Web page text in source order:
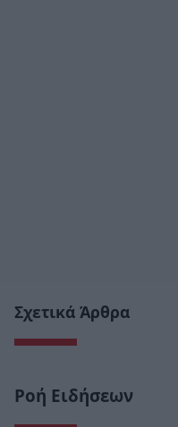
Σχετικά Άρθρα
Ροή Ειδήσεων